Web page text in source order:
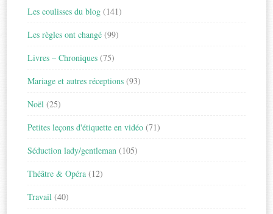
Les coulisses du blog (141)
Les règles ont changé (99)
Livres – Chroniques (75)
Mariage et autres réceptions (93)
Noël (25)
Petites leçons d'étiquette en vidéo (71)
Séduction lady/gentleman (105)
Théâtre & Opéra (12)
Travail (40)